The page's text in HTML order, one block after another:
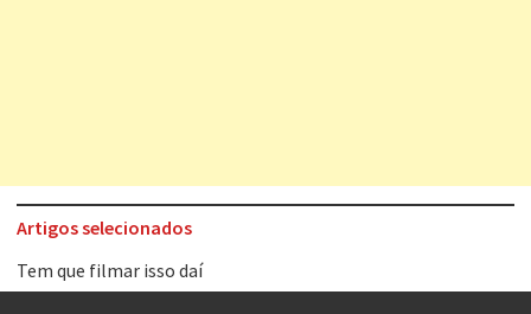
Artigos selecionados
Tem que filmar isso daí